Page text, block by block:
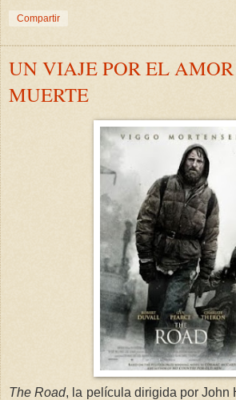
Compartir
UN VIAJE POR EL
MUERTE
The Road, la película dirigida por John